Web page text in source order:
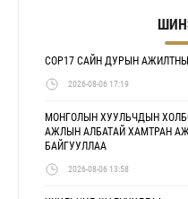
COP17 САЙН ДУРЫН
2026-08-06 17:19
МОНГОЛЫН ХУУЛЬЧДЫН
АЖЛЫН АЛБАТАЙ ХАМТРАН
БАЙГУУЛЛАА
2026-08-06 13:58